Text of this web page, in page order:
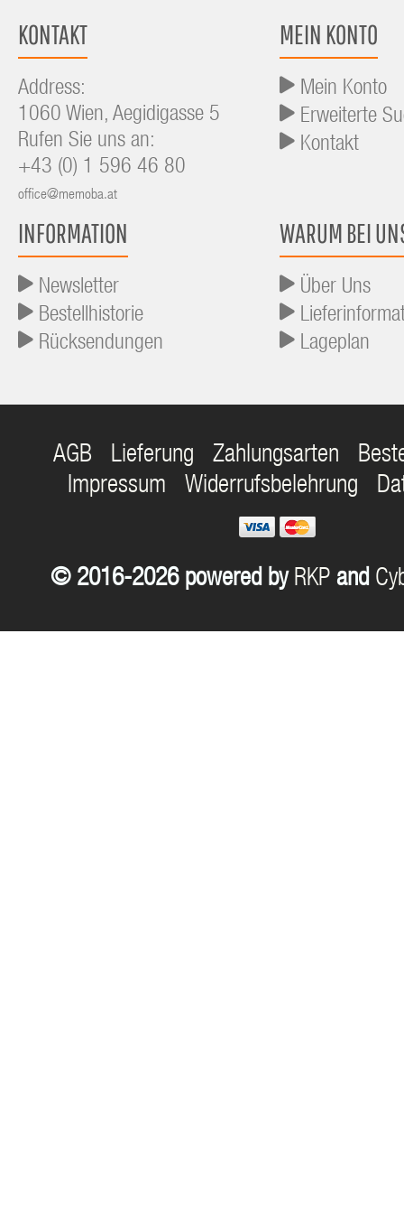
KONTAKT
Address:
1060 Wien, Aegidigasse 5
Rufen Sie uns an:
+43 (0) 1 596 46 80
office@memoba.at
MEIN KONTO
Mein Konto
Erweiterte
Kontakt
INFORMATION
Newsletter
Bestellhistorie
Rücksendungen
WARUM BEI
Über Uns
Lageplan
AGB Lieferung Zahlungsarten
Impressum
Widerrufsbelehrung
© 2016-2026 powered by RKP and